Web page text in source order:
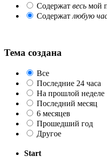
Содержат весь мой
Содержатлюбую
Тема создана
Все
Последние 24 часа
На прошлой неделе
Последний месяц
6 месяцев
Прошедший год
Другое
Start